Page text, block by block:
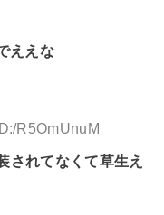
ええな
R5OmUnuM
されてなくて草生え